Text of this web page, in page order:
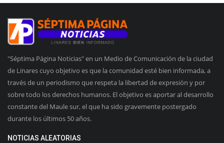
"Séptima Página Noticias" en un Medio de Comunicación de la ciudad
de Linares cuyo objetivo es que la comunidad esté bien informada, a
través de un periodismo que respeta la libertad de expresión y por
sobre todo los derechos humanos. El objetivo es aportar al desarrollo
constante del Maule sur, el que ha sido gravemente postergado
durante los últimos 50 años.
NOTICIAS ALEATORIAS